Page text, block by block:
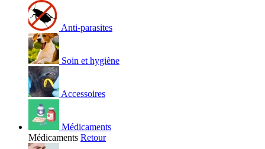
Anti-parasites
Soin et hygiène
Accessoires
Médicaments
Médicaments Retour